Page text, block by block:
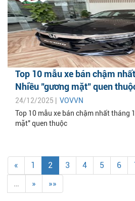
Top 10 mẫu xe bán chậm
Nhiều "gương mặt" quen
24/12/2025 | VOVVN
Top 10 mẫu xe bán chậm nhất tháng
mặt" quen thuộc
« 1 2 3 4 5 6
…
» »»